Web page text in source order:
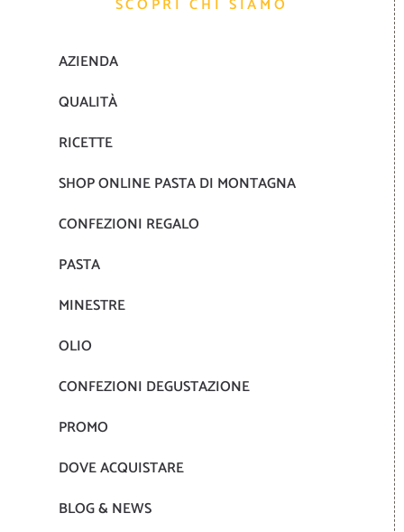
SCOPRI CHI SIAMO
AZIENDA
QUALITÀ
RICETTE
SHOP ONLINE PASTA DI MONTAGNA
CONFEZIONI REGALO
PASTA
MINESTRE
OLIO
CONFEZIONI DEGUSTAZIONE
PROMO
DOVE ACQUISTARE
BLOG & NEWS